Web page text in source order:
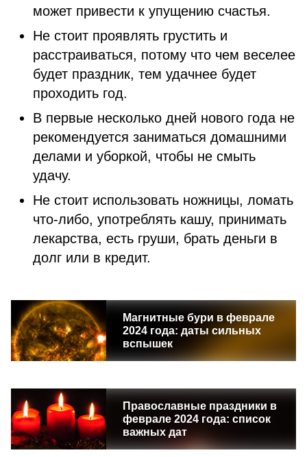
может привести к упущению счастья.
Не стоит проявлять грустить и
расстраиваться, потому что чем веселее
будет праздник, тем удачнее будет
проходить год.
В первые несколько дней нового года не
рекомендуется заниматься домашними
делами и уборкой, чтобы не смыть
удачу.
Не стоит использовать ножницы, ломать
что-либо, употреблять кашу, принимать
лекарства, есть груши, брать деньги в
долг или в кредит.
Магнитные бури в феврале
2024 года: даты сильных
вспышек
Православные праздники в
феврале 2024 года: список
важных дат